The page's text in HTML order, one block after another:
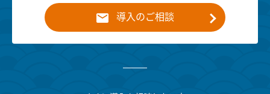
導入のご相談